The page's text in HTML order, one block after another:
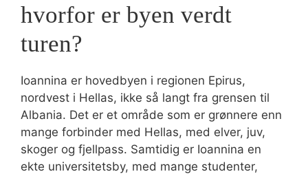
hvorfor er byen verdt
turen?
Ioannina er hovedbyen i regionen Epirus,
nordvest i Hellas, ikke så langt fra grensen til
Albania. Det er et område som er grønnere enn
mange forbinder med Hellas, med elver, juv,
skoger og fjellpass. Samtidig er Ioannina en
ekte universitetsby, med mange studenter,